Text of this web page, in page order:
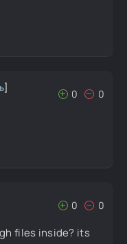
] 0 0
0 0
files inside? its